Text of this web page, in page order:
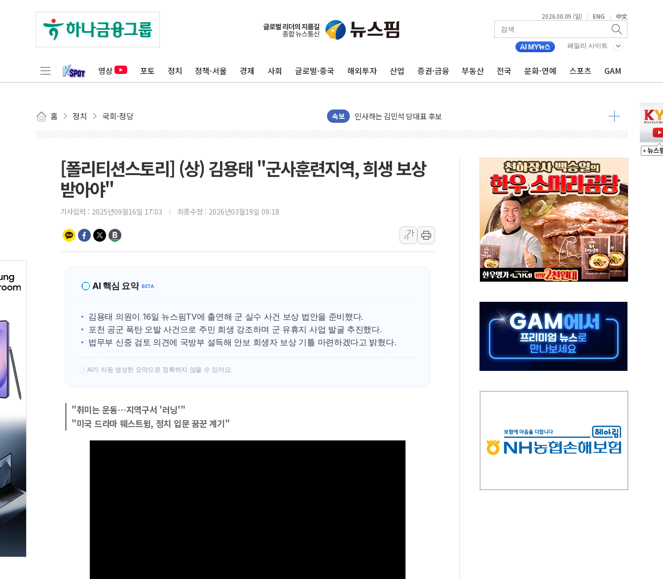
2026.08.09 (일) | ENG | 中文
패밀리 사이트
영상 포토 정치 정책·서울 경제 사회 글로벌·중국 해외투자 산업 증권·금융 부동산 전국 문화·연예 스포츠 GAM
홈 정치 국회·정당 속보
포항시 재난예산 40억 긴급 투입…고수온 양식장 복구·지원 '총력'
울진·영덕 '호우특보'-포항 '산사태 주의보'...경북도, 호우 피해·통제구간 없어
인천 합동연설회 나선 송영길·정청래·김민석 당대표 후보
김민석, 2주차 제주·인천 경선서 정청래에 승리...47.75% vs 42.08%
[속보] 민주, 제주·인천 경선 결과 발표...김민석 47.75% 정청래 42.08%
[속보] 민주, 인천 경선 결과 발표...김민석 45.09% 정청래 43.27% 송영길 11.63%
이번주 국내 주요 금융일정(8.10~8.14)
美, 이란전 출구전략 만지작…공습 한계·탄약 부족 현실화
강릉·동해·삼척 시간당 최대 50㎜ 폭우…강원 동해안 강한 비 이어져
폐기물 수거하다 참변…60대 환경미화원 수거차에 치여 사망
서울 중랑구 주택가서 흉기 난동…60대 남성 2명 숨져
李대통령 "결혼 때문에 손해 보는 일 없게"…'결혼 페널티' 22개 과제 손본다
여수 오동도 인근 해상서 모터보트 전복…1명 사망·1명 실종
추미애, '위안부' 피해자 기림의 날 참석..."국제적 시민 연대로 목소리 내야"
인천 선재도 갯벌서 해루질 중 실종 60대 나흘만에 숨진 채 발견
'화합' 꺼낸 김민석에 '뻔뻔' 받아친 정청래…제주 연설서 신경전 고조
[폴리티션스토리] (상) 김용태 "군사훈련지역, 희생 보상
받아야"
기사입력 : 2025년09월16일 17:03 최종수정 : 2026년03월19일 09:18
가
가
AI 핵심 요약 BETA
김용태 의원이 16일 뉴스핌TV에 출연해 군 실수 사건 보상 법안을 준비했다.
포천 공군 폭탄 오발 사건으로 주민 희생 강조하며 군 유휴지 사업 발굴 추진했다.
법무부 신중 검토 의견에 국방부 설득해 안보 희생자 보상 기틀 마련하겠다고 밝혔다.
! AI가 자동 생성한 요약으로 정확하지 않을 수 있어요.
"취미는 운동…지역구서 '러닝'"
"미국 드라마 웨스트윙, 정치 입문 꿈꾼 계기"